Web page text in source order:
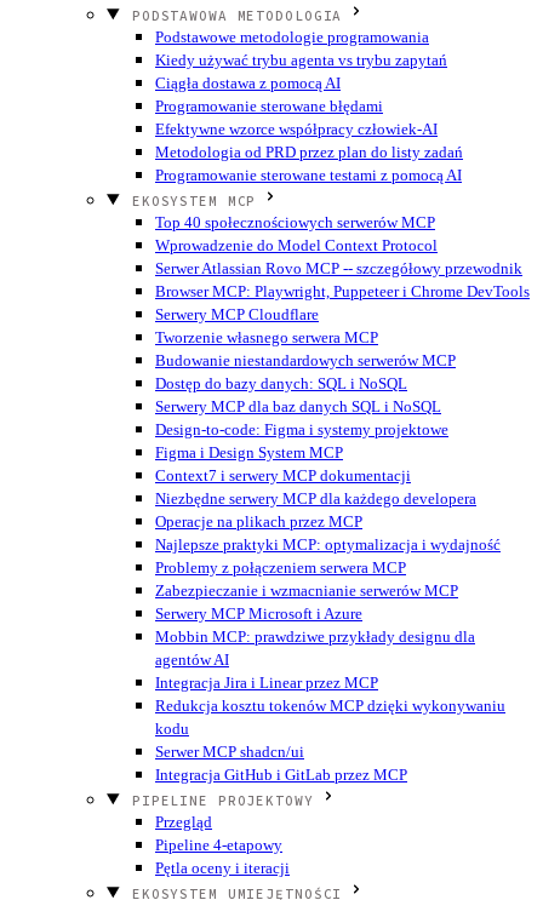
PODSTAWOWA METODOLOGIA
Podstawowe metodologie programowania
Kiedy używać trybu agenta vs trybu zapytań
Ciągła dostawa z pomocą AI
Programowanie sterowane błędami
Efektywne wzorce współpracy człowiek-AI
Metodologia od PRD przez plan do listy zadań
Programowanie sterowane testami z pomocą AI
EKOSYSTEM MCP
Top 40 społecznościowych serwerów MCP
Wprowadzenie do Model Context Protocol
Serwer Atlassian Rovo MCP -- szczegółowy przewodnik
Browser MCP: Playwright, Puppeteer i Chrome DevTools
Serwery MCP Cloudflare
Tworzenie własnego serwera MCP
Budowanie niestandardowych serwerów MCP
Dostęp do bazy danych: SQL i NoSQL
Serwery MCP dla baz danych SQL i NoSQL
Design-to-code: Figma i systemy projektowe
Figma i Design System MCP
Context7 i serwery MCP dokumentacji
Niezbędne serwery MCP dla każdego developera
Operacje na plikach przez MCP
Najlepsze praktyki MCP: optymalizacja i wydajność
Problemy z połączeniem serwera MCP
Zabezpieczanie i wzmacnianie serwerów MCP
Serwery MCP Microsoft i Azure
Mobbin MCP: prawdziwe przykłady designu dla
agentów AI
Integracja Jira i Linear przez MCP
Redukcja kosztu tokenów MCP dzięki wykonywaniu
kodu
Serwer MCP shadcn/ui
Integracja GitHub i GitLab przez MCP
PIPELINE PROJEKTOWY
Przegląd
Pipeline 4-etapowy
Pętla oceny i iteracji
EKOSYSTEM UMIEJĘTNOŚCI